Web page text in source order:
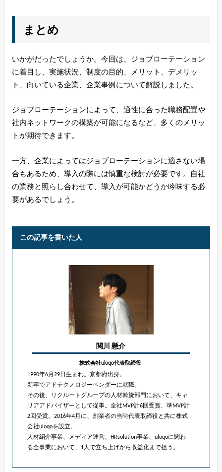
まとめ
いかがだったでしょうか。今回は、ジョブローテーション
に着目し、実施状況、制度の目的、メリット、デメリッ
ト、向いている企業、企業事例について解説しました。
ジョブローテーションによって、適性に合った職務配置や
社内ネットワークの構築が可能になるなど、多くのメリッ
トが期待できます。
一方、企業によってはジョブローテーションに適さない場
合もあるため、導入の際には慎重な検討が必要です。自社
の業務と照らし合わせて、導入が可能かどうか吟味する必
要があるでしょう。
この記事を書いた人
関川 懸介
株式会社uloqo代表取締役
1990年6月29日生まれ。京都府出身。
新卒でアドテクノロジーベンダーに就職。
その後、リクルートグループの人材斡旋部門において、キャ
リアアドバイザーとして従事。全社MVP計6回受賞、準MVP計
2回受賞。2016年4月に、創業者の当時代表取締役と共に株式
会社uloqoを設立。
人材紹介事業、メディア運営、HRsolution事業、uloqoに関わ
る全事業において、1人で立ち上げから収益化まで担う。